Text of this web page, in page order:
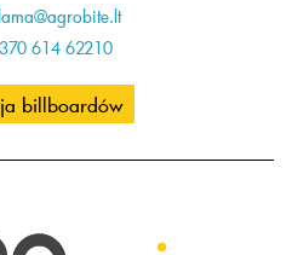
614 62210
billboardów